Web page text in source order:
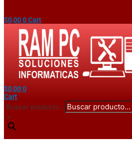
$0,000Cart
$0,000
Cart
Buscar producto...
×